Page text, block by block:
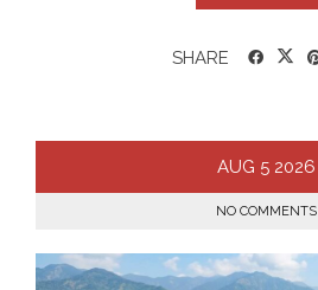
SHARE
AUG 5 2026
NO COMMENTS